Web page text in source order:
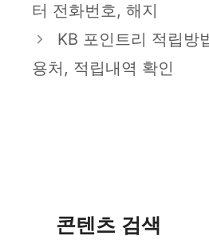
리
터 전화번호, 해지
KB 포인트리 적립방
용처, 적립내역 확인
콘텐츠 검색